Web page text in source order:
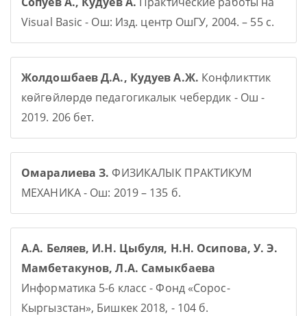
Visual Basic - Ош: Изд. центр ОшГУ, 2004. – 55 с.
Жолдошбаев Д.А., Кудуев А.Ж. Конфликттик
көйгөйлөрдө педагогикалык чебердик - Ош -
2019. 206 бет.
Омаралиева З. ФИЗИКАЛЫК ПРАКТИКУМ
МЕХАНИКА - Ош: 2019 – 135 б.
А.А. Беляев, И.Н. Цыбуля, Н.Н. Осипова, У. Э.
Мамбетакунов, Л.А. Самыкбаева
Информатика 5-6 класс - Фонд «Сорос-
Кыргызстан», Бишкек 2018, - 104 б.